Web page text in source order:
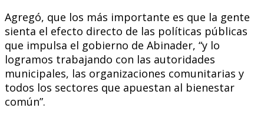
Agregó, que los más importante es que la gente
sienta el efecto directo de las políticas públicas
que impulsa el gobierno de Abinader, “y lo
logramos trabajando con las autoridades
municipales, las organizaciones comunitarias y
todos los sectores que apuestan al bienestar
común”.